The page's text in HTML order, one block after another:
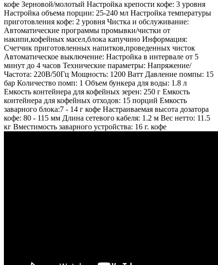
кофе Зерновой/молотый Настройка крепости кофе: 3 уровня
Настройка объема порции: 25-240 мл Настройка температуры
приготовления кофе: 2 уровня Чистка и обслуживание:
Автоматические программы промывки/чистки от
накипи,кофейных масел,блока капучино Информация:
Счетчик приготовленных напитков,проведенных чисток
Автоматическое выключение: Настройка в интервале от 5
минут до 4 часов Технические параметры: Напряжение/
Частота: 220В/50Гц Мощность: 1200 Ватт Давление помпы: 15
бар Количество помп: 1 Объем бункера для воды: 1.8 л
Емкость контейнера для кофейных зерен: 250 г Емкость
контейнера для кофейных отходов: 15 порций Емкость
заварного блока:7 - 14 г кофе Настраиваемая высота дозатора
кофе: 80 - 115 мм Длина сетевого кабеля: 1.2 м Вес нетто: 11.5
кг Вместимость заварного устройства: 16 г. кофе